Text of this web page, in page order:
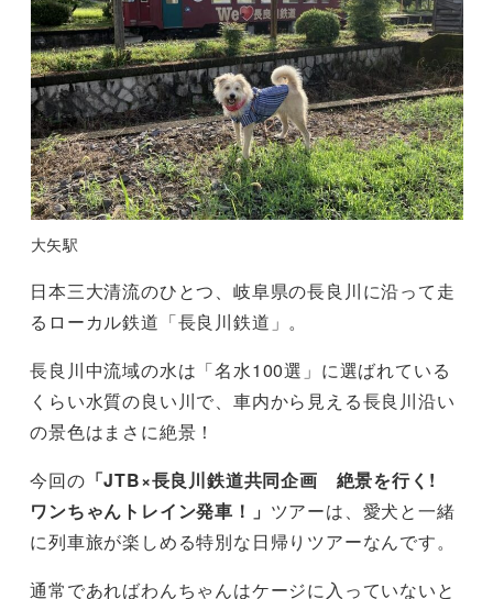
大矢駅
日本三大清流のひとつ、岐阜県の長良川に沿って走
るローカル鉄道「長良川鉄道」。
長良川中流域の水は「名水100選」に選ばれている
くらい水質の良い川で、車内から見える長良川沿い
の景色はまさに絶景！
今回の 「JTB×長良川鉄道共同企画 絶景を行く!
ワンちゃんトレイン発車！」 ツアーは、愛犬と一緒
に列車旅が楽しめる特別な日帰りツアーなんです。
通常であればわんちゃんはケージに入っていないと